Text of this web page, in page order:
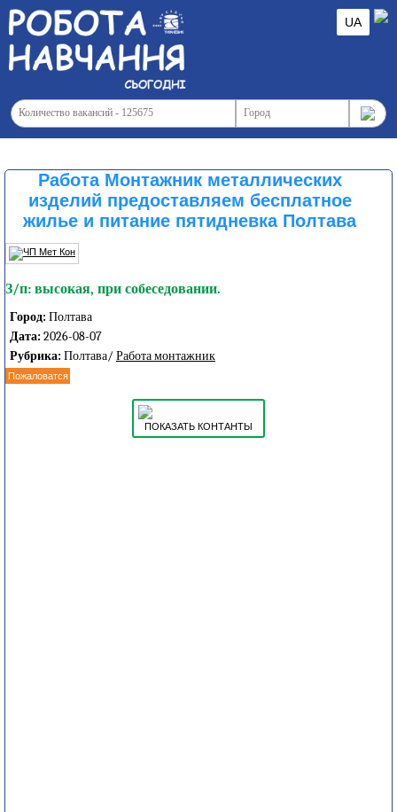
UA
Работа Монтажник металлических
изделий предоставляем бесплатное
жилье и питание пятидневка Полтава
З/п: высокая, при собеседовании.
Город: Полтава
Дата: 2026-08-07
Рубрика: Полтава/ Работа монтажник
Пожаловатся
ПОКАЗАТЬ КОНТАНТЫ